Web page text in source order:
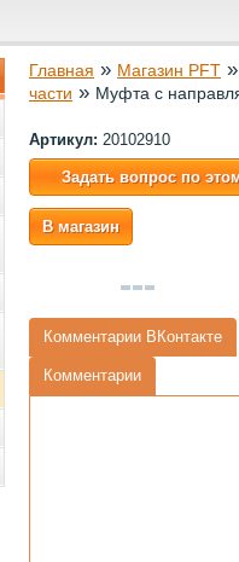
Главная » Магазин PFT
части » Муфта с
Артикул: 20102910
Задать вопрос по
В магазин
Комментарии ВКонтакте
Комментарии